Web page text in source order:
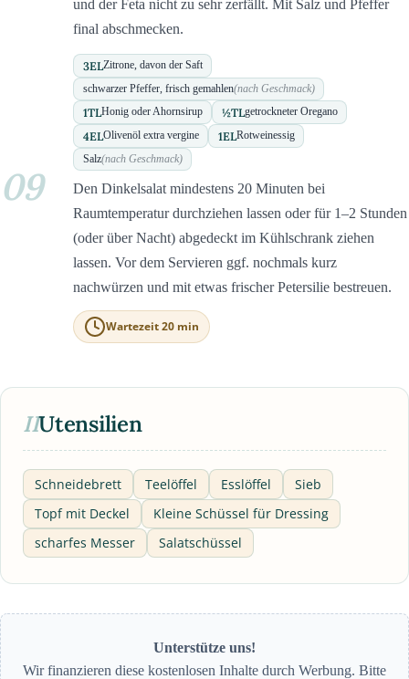
und der Feta nicht zu sehr zerfällt. Mit Salz und Pfeffer
final abschmecken.
3ELZitrone, davon der Saft
schwarzer Pfeffer, frisch gemahlen(nach Geschmack)
1TLHonig oder Ahornsirup ½TLgetrockneter Oregano
4ELOlivenöl extra vergine 1ELRotweinessig
Salz(nach Geschmack)
09
Den Dinkelsalat mindestens 20 Minuten bei
Raumtemperatur durchziehen lassen oder für 1–2 Stunden
(oder über Nacht) abgedeckt im Kühlschrank ziehen
lassen. Vor dem Servieren ggf. nochmals kurz
nachwürzen und mit etwas frischer Petersilie bestreuen.
Wartezeit 20 min
IIUtensilien
Schneidebrett Teelöffel Esslöffel
Sieb
Topf mit Deckel
Kleine Schüssel für Dressing
scharfes Messer
Salatschüssel
Unterstütze uns!
Wir finanzieren diese kostenlosen Inhalte durch Werbung. Bitte